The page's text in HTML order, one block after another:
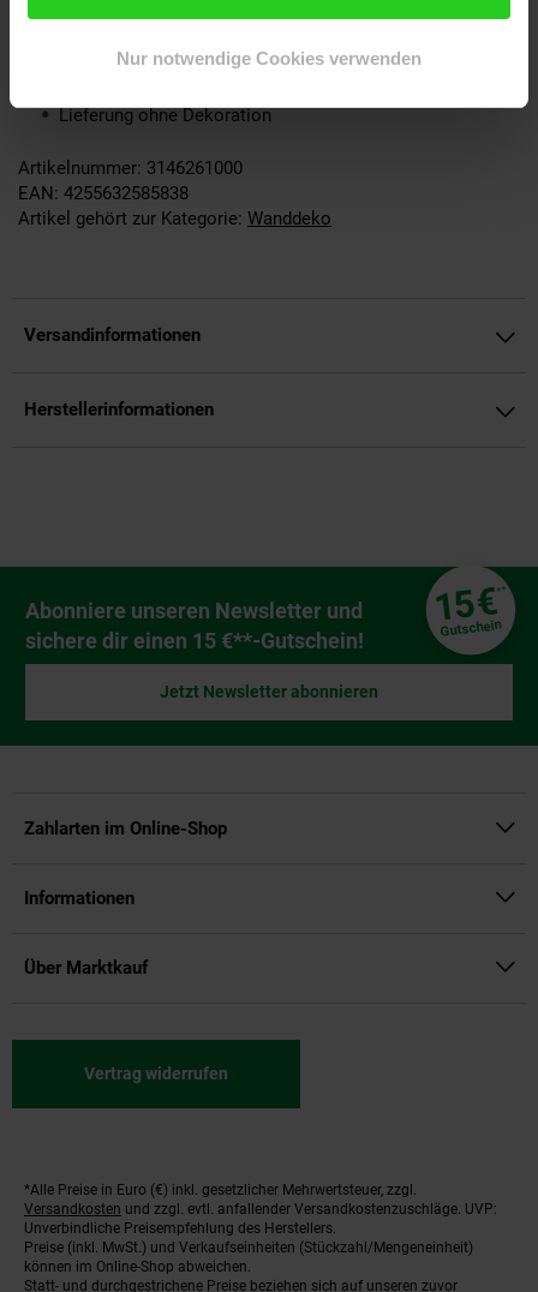
Nur notwendige Cookies verwenden
Lieferung ohne Dekoration
Artikelnummer: 3146261000
EAN: 4255632585838
Artikel gehört zur Kategorie: Wanddeko
Versandinformationen
Herstellerinformationen
Newsletter Anmeldung
Abonniere unseren Newsletter und
sichere dir einen 15 €**-Gutschein!
15€**
Gutschein
Jetzt Newsletter abonnieren
Zahlarten im Online-Shop
Informationen
Über Marktkauf
Vertrag widerrufen
Fußnoten
*Alle Preise in Euro (€) inkl. gesetzlicher Mehrwertsteuer, zzgl.
Versandkosten und zzgl. evtl. anfallender Versandkostenzuschläge. UVP:
Unverbindliche Preisempfehlung des Herstellers.
Preise (inkl. MwSt.) und Verkaufseinheiten (Stückzahl/Mengeneinheit)
können im Online-Shop abweichen.
Statt- und durchgestrichene Preise beziehen sich auf unseren zuvor